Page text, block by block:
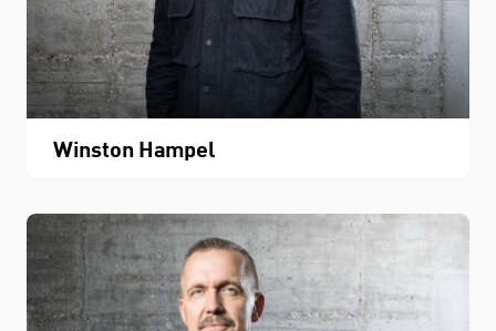
Winston Hampel